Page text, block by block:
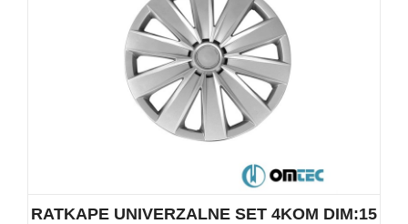
RATKAPE UNIVERZALNE SET 4KOM DIM:15